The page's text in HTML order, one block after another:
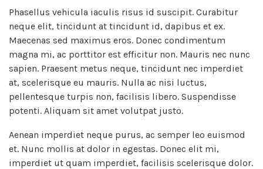
Phasellus vehicula iaculis risus id suscipit. Curabitur
neque elit, tincidunt at tincidunt id, dapibus et ex.
Maecenas sed maximus eros. Donec condimentum
magna mi, ac porttitor est efficitur non. Mauris nec nunc
sapien. Praesent metus neque, tincidunt nec imperdiet
at, scelerisque eu mauris. Nulla ac nisi luctus,
pellentesque turpis non, facilisis libero. Suspendisse
potenti. Aliquam sit amet volutpat justo.
Aenean imperdiet neque purus, ac semper leo euismod
et. Nunc mollis at dolor in egestas. Donec elit mi,
imperdiet ut quam imperdiet, facilisis scelerisque dolor.